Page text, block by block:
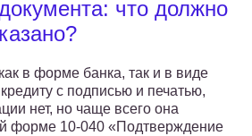
что должно
в форме банка, так и в виде
с подписью и печатью,
нет, но чаще всего она
форме 10-040 «Подтверждение